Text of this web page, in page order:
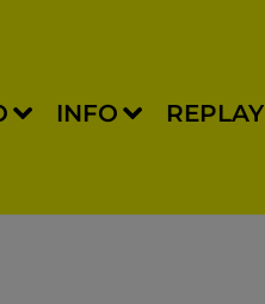
INFO REPLAY